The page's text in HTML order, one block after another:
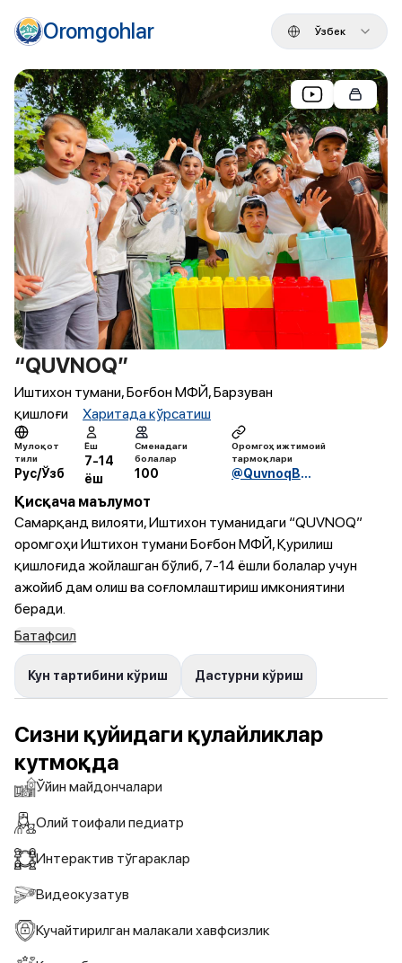
Oromgohlar Ўзбек
“QUVNOQ”
Иштихон тумани, Боғбон МФЙ, Барзуван
қишлоғи
Харитада кўрсатиш
Мулоқот
тили
Рус/Ўзб
Ёш
7-14
ёш
Сменадаги
болалар
100
Оромгоҳ ижтимоий
тармоқлари
@QuvnoqBolalar_Ishtixon
Қисқача маълумот
Самарқанд вилояти, Иштихон туманидаги “QUVNOQ”
оромгоҳи Иштихон тумани Боғбон МФЙ, Қурилиш
қишлоғида жойлашган бўлиб, 7-14 ёшли болалар учун
ажойиб дам олиш ва соғломлаштириш имкониятини
беради.
Батафсил
Кун тартибини кўриш Дастурни кўриш
Сизни қуйидаги қулайликлар
кутмоқда
Ўйин майдончалари
Олий тоифали педиатр
Интерактив тўгараклар
Видеокузатув
Кучайтирилган малакали хавфсизлик